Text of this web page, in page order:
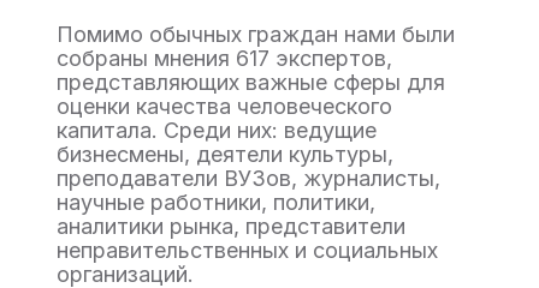
Помимо обычных граждан нами были
собраны мнения 617 экспертов,
представляющих важные сферы для
оценки качества человеческого
капитала. Среди них: ведущие
бизнесмены, деятели культуры,
преподаватели ВУЗов, журналисты,
научные работники, политики,
аналитики рынка, представители
неправительственных и социальных
организаций.